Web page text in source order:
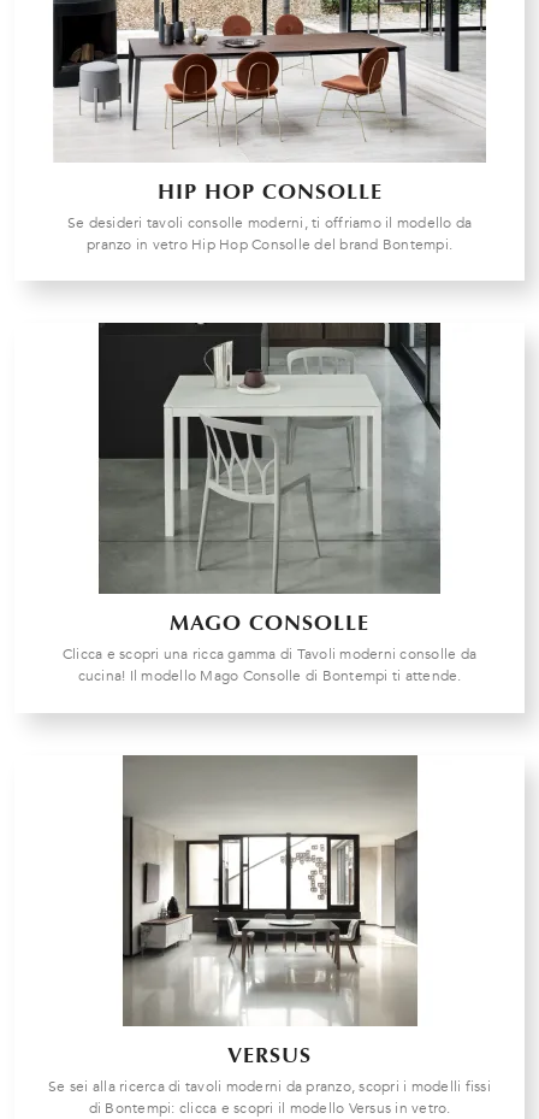
HIP HOP CONSOLLE
Se desideri tavoli consolle moderni, ti offriamo il modello da
pranzo in vetro Hip Hop Consolle del brand Bontempi.
MAGO CONSOLLE
Clicca e scopri una ricca gamma di Tavoli moderni consolle da
cucina! Il modello Mago Consolle di Bontempi ti attende.
VERSUS
Se sei alla ricerca di tavoli moderni da pranzo, scopri i modelli fissi
di Bontempi: clicca e scopri il modello Versus in vetro.